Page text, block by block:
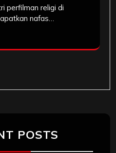
perfilman religi di
nafas…
POSTS